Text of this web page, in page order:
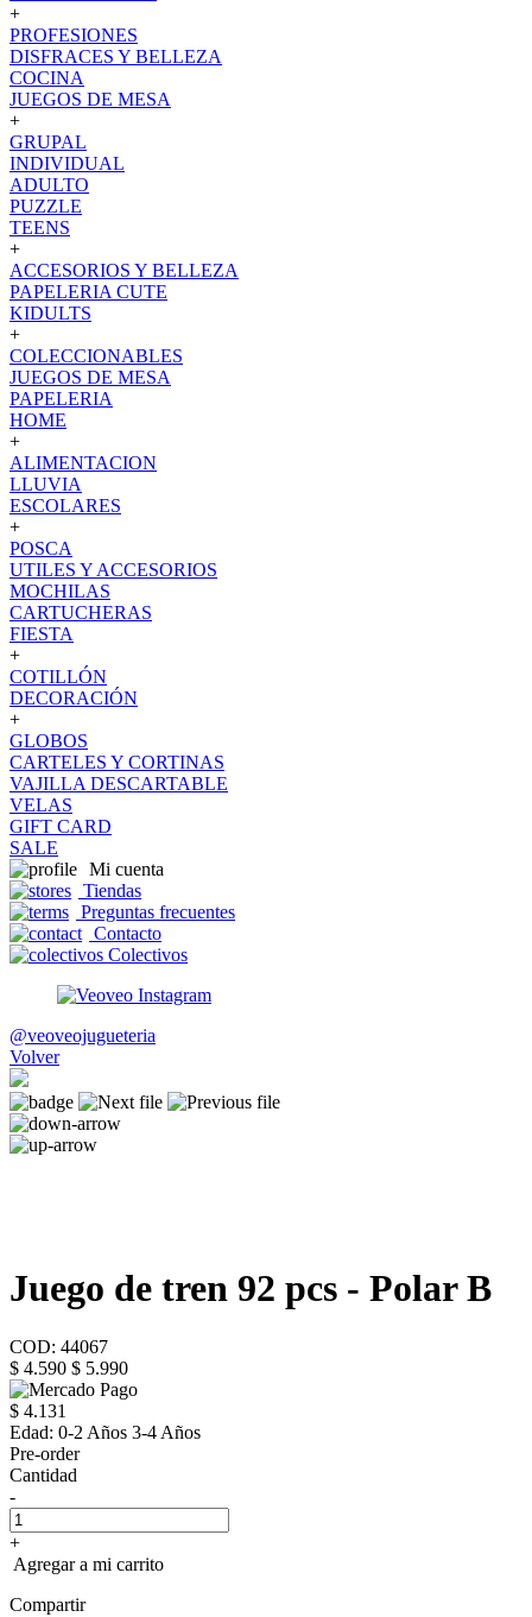
+
PROFESIONES
DISFRACES Y BELLEZA
COCINA
JUEGOS DE MESA
+
GRUPAL
INDIVIDUAL
ADULTO
PUZZLE
TEENS
+
ACCESORIOS Y BELLEZA
PAPELERIA CUTE
KIDULTS
+
COLECCIONABLES
JUEGOS DE MESA
PAPELERIA
HOME
+
ALIMENTACION
LLUVIA
ESCOLARES
+
POSCA
UTILES Y ACCESORIOS
MOCHILAS
CARTUCHERAS
FIESTA
+
COTILLÓN
DECORACIÓN
+
GLOBOS
CARTELES Y CORTINAS
VAJILLA DESCARTABLE
VELAS
GIFT CARD
SALE
Mi cuenta
Tiendas
Preguntas frecuentes
Contacto
Colectivos
@veoveojugueteria
Volver
Juego de tren 92 pcs - Polar B
COD: 44067
$ 4.590 $ 5.990
$ 4.131
Edad: 0-2 Años 3-4 Años
Pre-order
Cantidad
-
+
Agregar a mi carrito
Compartir